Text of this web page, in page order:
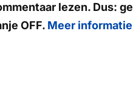
lezen. Dus:
OFF. Meer